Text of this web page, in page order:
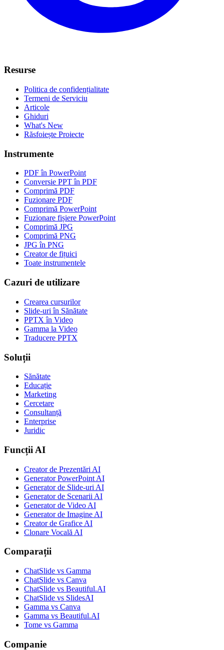
Resurse
Politica de confidențialitate
Termeni de Serviciu
Articole
Ghiduri
What's New
Răsfoiește Proiecte
Instrumente
PDF în PowerPoint
Conversie PPT în PDF
Comprimă PDF
Fuzionare PDF
Comprimă PowerPoint
Fuzionare fișiere PowerPoint
Comprimă JPG
Comprimă PNG
JPG în PNG
Creator de fițuici
Toate instrumentele
Cazuri de utilizare
Crearea cursurilor
Slide-uri în Sănătate
PPTX în Video
Gamma la Video
Traducere PPTX
Soluții
Sănătate
Educație
Marketing
Cercetare
Consultanță
Enterprise
Juridic
Funcții AI
Creator de Prezentări AI
Generator PowerPoint AI
Generator de Slide-uri AI
Generator de Scenarii AI
Generator de Video AI
Generator de Imagine AI
Creator de Grafice AI
Clonare Vocală AI
Comparații
ChatSlide vs Gamma
ChatSlide vs Canva
ChatSlide vs Beautiful.AI
ChatSlide vs SlidesAI
Gamma vs Canva
Gamma vs Beautiful.AI
Tome vs Gamma
Companie